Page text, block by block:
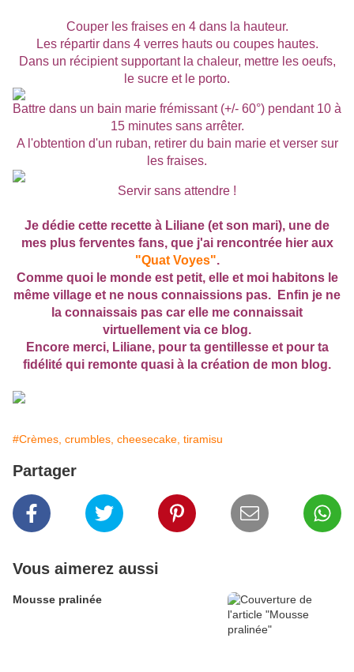
Couper les fraises en 4 dans la hauteur.
Les répartir dans 4 verres hauts ou coupes hautes.
Dans un récipient supportant la chaleur, mettre les oeufs,
le sucre et le porto.
Battre dans un bain marie frémissant (+/- 60°) pendant 10 à
15 minutes sans arrêter.
A l'obtention d'un ruban, retirer du bain marie et verser sur
les fraises.
Servir sans attendre !
Je dédie cette recette à Liliane (et son mari), une de
mes plus ferventes fans, que j'ai rencontrée hier aux
"Quat Voyes".
Comme quoi le monde est petit, elle et moi habitons le
même village et ne nous connaissions pas. Enfin je ne
la connaissais pas car elle me connaissait
virtuellement via ce blog.
Encore merci, Liliane, pour ta gentillesse et pour ta
fidélité qui remonte quasi à la création de mon blog.
#Crèmes, crumbles, cheesecake, tiramisu
Partager
Vous aimerez aussi
Mousse pralinée